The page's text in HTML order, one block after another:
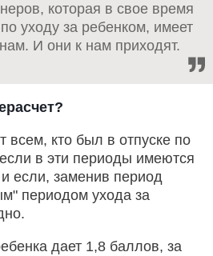
которая в свое время
уходу за ребенком, имеет
И они к нам приходят.
всем, кто был в отпуске по
в эти периоды имеются
если, заменив период
периодом ухода за
дает 1,8 баллов, за